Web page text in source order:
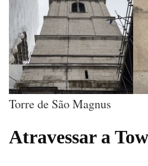
Torre de São Magnus
Atravessar a